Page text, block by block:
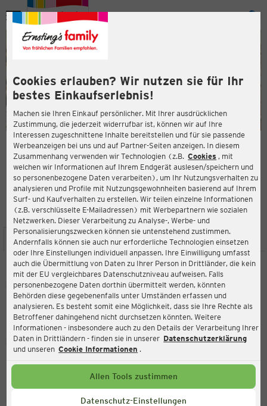
Cookies erlauben? Wir nutzen sie für Ihr
bestes Einkaufserlebnis!
Machen sie Ihren Einkauf persönlicher. Mit Ihrer ausdrücklichen
Zustimmung, die jederzeit widerrufbar ist, können wir auf Ihre
Interessen zugeschnittene Inhalte bereitstellen und für sie passende
Werbeanzeigen bei uns und auf Partner-Seiten anzeigen. In diesem
Zusammenhang verwenden wir Technologien (z.B. Cookies , mit
welchen wir Informationen auf Ihrem Endgerät auslesen/speichern und
so personenbezogene Daten verarbeiten), um Ihr Nutzungsverhalten zu
analysieren und Profile mit Nutzungsgewohnheiten basierend auf Ihrem
Surf- und Kaufverhalten zu erstellen. Wir teilen einzelne Informationen
(z.B. verschlüsselte E-Mailadressen) mit Werbepartnern wie sozialen
Netzwerken. Dieser Verarbeitung zu Analyse-, Werbe- und
Personalisierungszwecken können sie untenstehend zustimmen.
Andernfalls können sie auch nur erforderliche Technologien einsetzen
oder Ihre Einstellungen individuell anpassen. Ihre Einwilligung umfasst
auch die Übermittlung von Daten zu Ihrer Person in Drittländer, die kein
mit der EU vergleichbares Datenschutzniveau aufweisen. Falls
personenbezogene Daten dorthin übermittelt werden, könnten
Behörden diese gegebenenfalls unter Umständen erfassen und
analysieren. Es besteht somit eine Möglichkeit, dass sie Ihre Rechte als
Betroffener dahingehend nicht durchsetzen könnten. Weitere
Informationen - insbesondere auch zu den Details der Verarbeitung Ihrer
Daten in Drittländern - finden sie in unserer Datenschutzerklärung
und unseren Cookie Informationen .
Allen Tools zustimmen
Datenschutz-Einstellungen
Menü
ERNSTING'S FAMILY FILIALE
Kurt-Huber-Ring 5
82256 Fürstenfeldbruck
4,6
Bewertung:
STANDORT SERVICES SORTIMENT AKTIONEN
Ernsting's family
Kurt-Huber-Ring 5, 82256 Fürstenfeldbruck
Aktuell:
Geöffnet
Service Hotline